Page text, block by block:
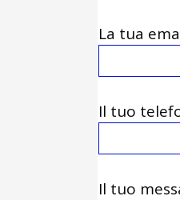
La tua
Il tuo
Il tuo